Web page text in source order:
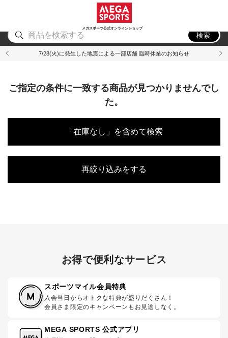
メガスポーツ公式オンラインショップ
アウトドア
検索
7/28(火)に発生した地震による一部店舗 臨時休業のお知らせ
ご指定の条件に一致する商品が見つかりませんでし
た。
「在庫なし」を含めて検索
再絞り込みをする
お得で便利なサービス
スポーツマイル会員特典
入会当日からオトクな特典が盛りだくさん！
会員さま限定のキャンペーンもお見逃しなく。
MEGA SPORTS 公式アプリ